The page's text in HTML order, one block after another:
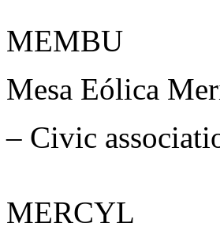
MEMBU
Mesa Eólica
– Civic
MERCYL